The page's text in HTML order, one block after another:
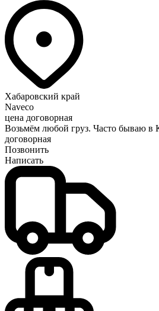
Хабаровский край
Naveco
цена договорная
Возьмём любой груз. Часто бываю в
договорная
Позвонить
Написать